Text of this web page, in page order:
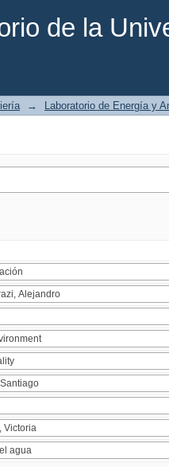
de la
→ Laboratorio de Energía y